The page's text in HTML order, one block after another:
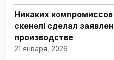
Никаких
Өскенәлі сделал
производстве
21 января, 2026